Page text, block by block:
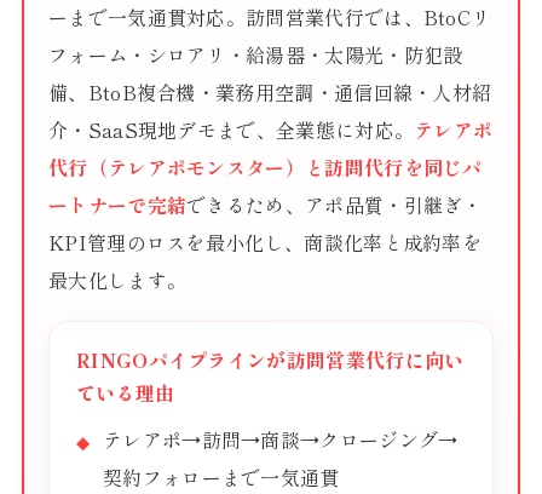
ーまで一気通貫対応。訪問営業代行では、BtoCリ
フォーム・シロアリ・給湯器・太陽光・防犯設
備、BtoB複合機・業務用空調・通信回線・人材紹
介・SaaS現地デモまで、全業態に対応。 テレアポ
代行（テレアポモンスター）と訪問代行を同じパ
ートナーで完結できるため、アポ品質・引継ぎ・
KPI管理のロスを最小化し、商談化率と成約率を
最大化します。
RINGOパイプラインが訪問営業代行に向い
ている理由
テレアポ→訪問→商談→クロージング→
契約フォローまで一気通貫